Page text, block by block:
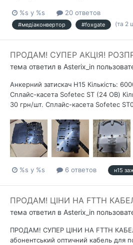
%s у %s 20 ответов
#медіаконвертор #foxgate (та 2
ПРОДАМ! СУПЕР АКЦІЯ!
тема ответил в Asterix_in
Анкерний затискач Н15 Кількість:
Сплайс-касета Sofetec ST (24 ОВ)
30 грн/шт. Сплайс-касета Sofetec
%s у %s 6 ответов н15
ПРОДАМ! ЦІНИ НА FTTH
тема ответил в Asterix_in
ПРОДАМ! СУПЕР ЦІНИ НА FTTH
абонентський оптичний кабель для